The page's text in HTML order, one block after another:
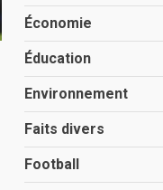
Économie
Éducation
Environnement
Faits divers
Football